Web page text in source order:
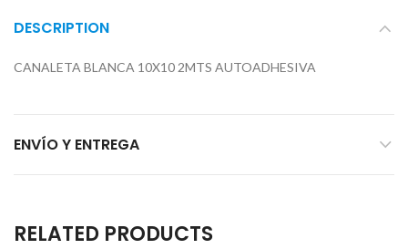
DESCRIPTION
CANALETA BLANCA 10X10 2MTS AUTOADHESIVA
ENVÍO Y ENTREGA
RELATED PRODUCTS